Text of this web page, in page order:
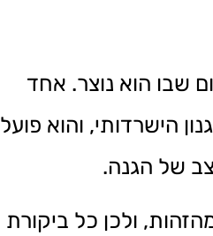
שבו הוא נוצר. אחד
הישרדותי, והוא פועל
של הגנה.
ולכן כל ביקורת